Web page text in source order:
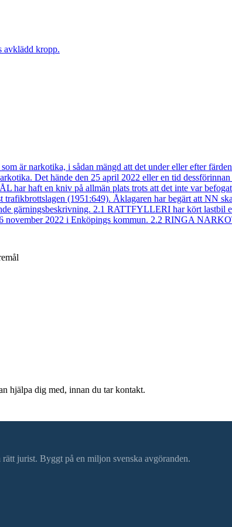
avklädd kropp.
är narkotika, i sådan mängd att det under eller efter
Det hände den 25 april 2022 eller en tid
haft en kniv på allmän plats trots att det inte var
(1951:649). Åklagaren har begärt att NN
gärningsbeskrivning. 2.1 RATTFYLLERI har kört lastbil
november 2022 i Enköpings kommun. 2.2 RINGA
hjälpa dig med, innan du tar kontakt.
jurist. Byggt på en miljon svenska avgöranden.